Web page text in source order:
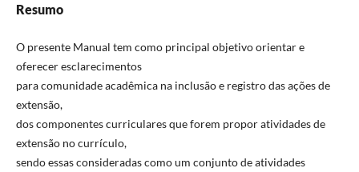
Resumo
O presente Manual tem como principal objetivo orientar e
oferecer esclarecimentos
para comunidade acadêmica na inclusão e registro das ações de
extensão,
dos componentes curriculares que forem propor atividades de
extensão no currículo,
sendo essas consideradas como um conjunto de atividades